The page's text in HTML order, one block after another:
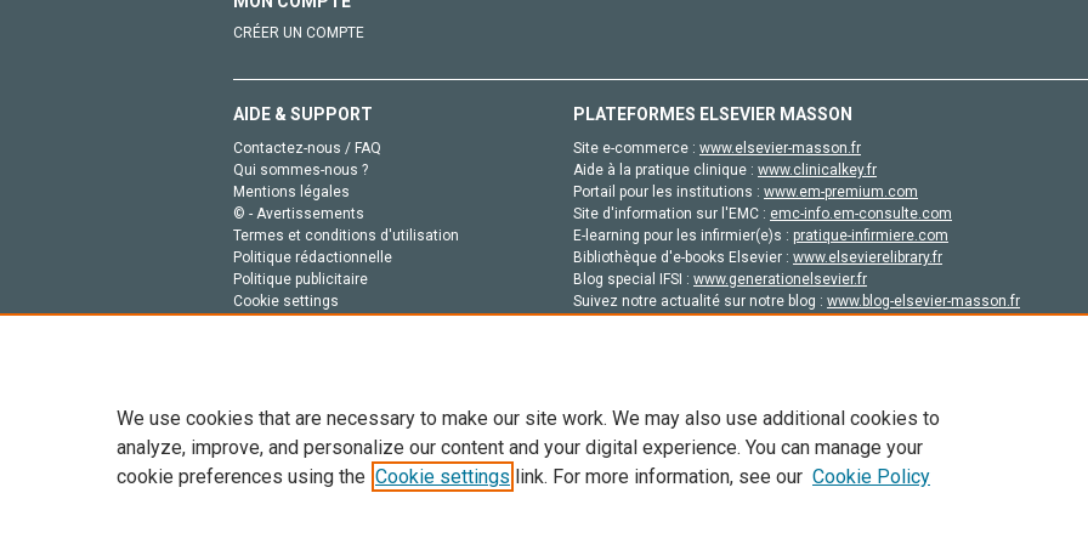
CRÉER UN COMPTE
AIDE & SUPPORT
Contactez-nous / FAQ
Qui sommes-nous ?
Mentions légales
© - Avertissements
Termes et conditions d'utilisation
Politique rédactionnelle
Politique publicitaire
Cookie settings
PLATEFORMES ELSEVIER MASSON
Site e-commerce : www.elsevier-masson.fr
Aide à la pratique clinique : www.clinicalkey.fr
Portail pour les institutions : www.em-premium.com
Site d'information sur l'EMC : emc-info.em-consulte.com
E-learning pour les infirmier(e)s : pratique-infirmiere.com
Bibliothèque d'e-books Elsevier : www.elsevierelibrary.fr
Blog special IFSI : www.generationelsevier.fr
Suivez notre actualité sur notre blog : www.blog-elsevier-masson.fr
Tout le contenu de ce site: Copyright © 2026 Elsevier, ses concédants de licence et ses contributeurs. Tout les droits sont réservés,
de données, a la formation en IA et aux technologies similaires. Pour tout contenu en libre accès, les conditions de licence
We use cookies that are necessary to make our site work. We may also use additional cookies to
analyze, improve, and personalize our content and your digital experience. You can manage your
cookie preferences using the Cookie settings link. For more information, see our Cookie Policy